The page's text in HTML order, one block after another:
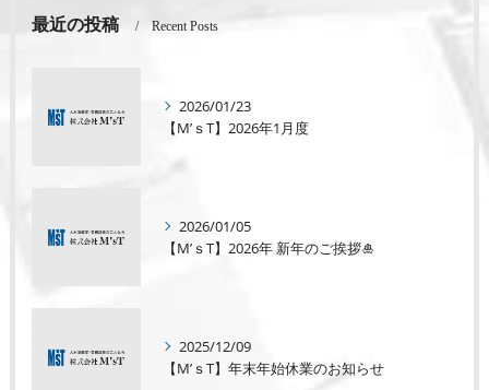
最近の投稿 Recent Posts
2026/01/23
【M’ｓT】2026年1月度
2026/01/05
【M’ｓT】2026年 新年のご挨拶🎍
2025/12/09
【M’ｓT】年末年始休業のお知らせ